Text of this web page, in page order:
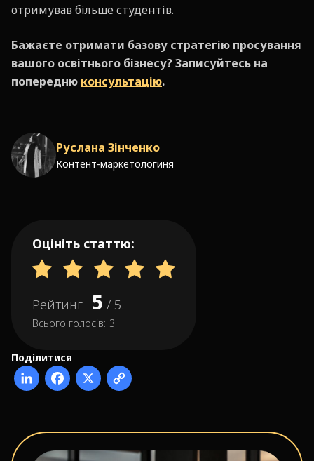
отримував більше студентів.
Бажаєте отримати базову стратегію просування
вашого освітнього бізнесу? Записуйтесь на
попередню консультацію.
Руслана Зінченко
Контент-маркетологиня
Оцініть статтю:
Рейтинг 5 / 5.
Всього голосів: 3
Поділитися